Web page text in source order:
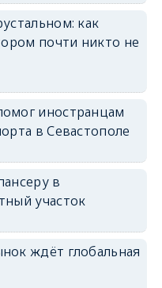
как
почти никто не
иностранцам
в Севастополе
в
участок
ждёт глобальная